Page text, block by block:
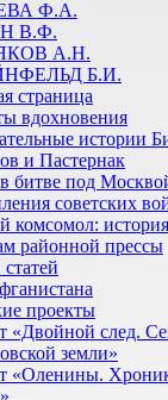
Ф.А.
В.Ф.
А.Н.
Б.И.
страница
вдохновения
истории
и Пастернак
битве под
советских
комсомол:
районной прессы
проекты
«Двойной след.
земли»
«Оленины.